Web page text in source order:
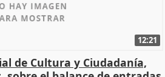
12:21
de Cultura y Ciudadanía,